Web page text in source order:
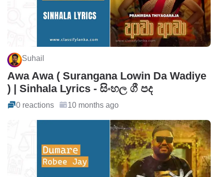
Suhail
Awa Awa ( Surangana Lowin Da Wadiye
) | Sinhala Lyrics - සිංහල ගී පද
0 reactions 10 months ago